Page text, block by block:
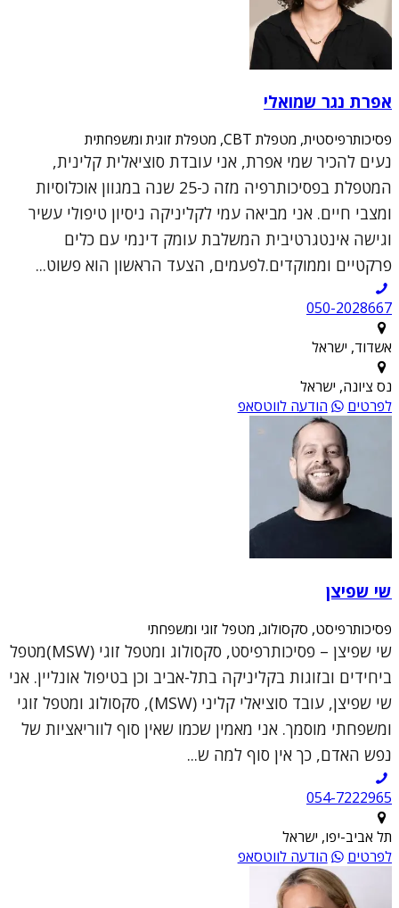
אפרת נגר שמואלי
פסיכותרפיסטית, מטפלת CBT, מטפלת זוגית ומשפחתית
נעים להכיר שמי אפרת, אני עובדת סוציאלית קלינית,
המטפלת בפסיכותרפיה מזה כ-25 שנה במגוון אוכלוסיות
ומצבי חיים. אני מביאה עמי לקליניקה ניסיון טיפולי עשיר
וגישה אינטגרטיבית המשלבת עומק דינמי עם כלים
פרקטיים וממוקדים.לפעמים, הצעד הראשון הוא פשוט...
050-2028667
אשדוד, ישראל
נס ציונה, ישראל
לפרטים
הודעה לווטסאפ
שי שפיצן
פסיכותרפיסט, סקסולוג, מטפל זוגי ומשפחתי
שי שפיצן – פסיכותרפיסט, סקסולוג ומטפל זוגי (MSW)מטפל
ביחידים ובזוגות בקליניקה בתל-אביב וכן בטיפול אונליין. אני
שי שפיצן, עובד סוציאלי קליני (MSW), סקסולוג ומטפל זוגי
ומשפחתי מוסמך. אני מאמין שכמו שאין סוף לווריאציות של
נפש האדם, כך אין סוף למה ש...
054-7222965
תל אביב-יפו, ישראל
לפרטים
הודעה לווטסאפ